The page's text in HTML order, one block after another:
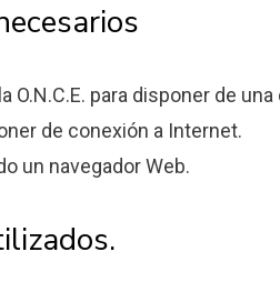
O.N.C.E. para disponer de
de conexión a Internet.
un navegador Web.